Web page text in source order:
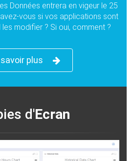
Données entrera en vigeur le 25
vous si vos applications sont
modifier ? Si oui, comment ?
savoir plus
d'Ecran